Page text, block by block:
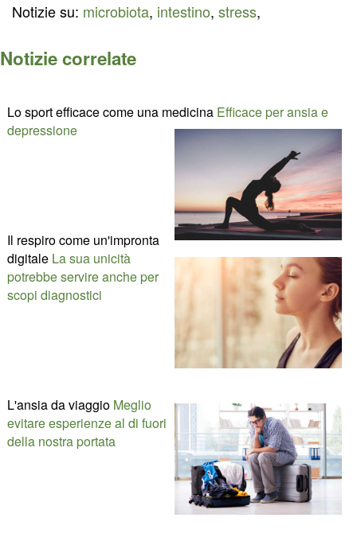
Notizie su: microbiota, intestino, stress,
Notizie correlate
Lo sport efficace come una medicina Efficace per ansia e
depressione
Il respiro come un'impronta
digitale La sua unicità
potrebbe servire anche per
scopi diagnostici
L'ansia da viaggio Meglio
evitare esperienze al di fuori
della nostra portata